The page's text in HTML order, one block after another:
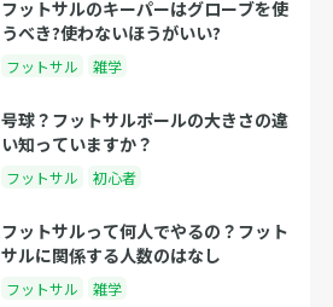
フットサルのキーパーはグローブを使
うべき?使わないほうがいい?
フットサル 雑学
号球？フットサルボールの大きさの違
い知っていますか？
フットサル 初心者
フットサルって何人でやるの？フット
サルに関係する人数のはなし
フットサル 雑学